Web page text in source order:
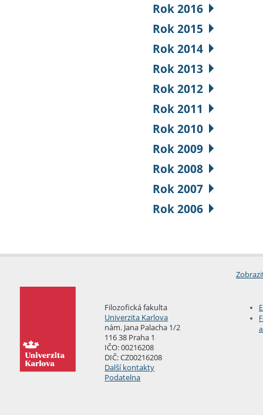
Rok 2016
Rok 2015
Rok 2014
Rok 2013
Rok 2012
Rok 2011
Rok 2010
Rok 2009
Rok 2008
Rok 2007
Rok 2006
Filozofická fakulta
Univerzita Karlova
nám. Jana Palacha 1/2
116 38 Praha 1
IČO: 00216208
DIČ: CZ00216208
Další kontakty
Podatelna